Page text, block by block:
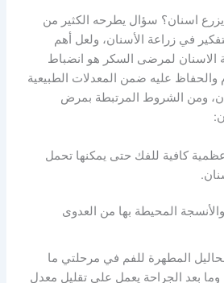
اسنان؟ سؤال يطرحه الكثير من
في زراعة الأسنان، ولعل أهم
لمرضى السكر هو انضباط
عليه ضمن المعدلات الطبيعية
ومن الشروط المرتبطة بمرض
كافية للفك حتى يمكنها تحمل
المحيطة بها من العدوى
المطهرة للفم في مرحلتي ما
وما بعد الجراحة يعمل على تقليل معدل